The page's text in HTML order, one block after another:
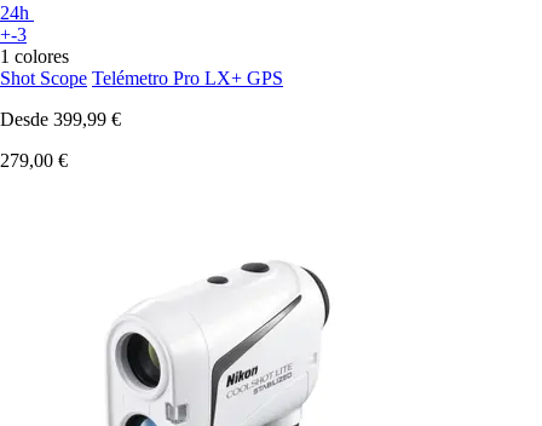
24h
+-3
1 colores
Shot Scope Telémetro Pro LX+ GPS
Desde 399,99 €
279,00 €